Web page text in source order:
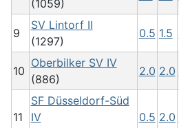
(1059)
9
SV Lintorf II
(1297)
0.5 1.5
10
Oberbilker SV IV
(886)
2.0 2.0
11
SF Düsseldorf-Süd
IV
0.5 2.0